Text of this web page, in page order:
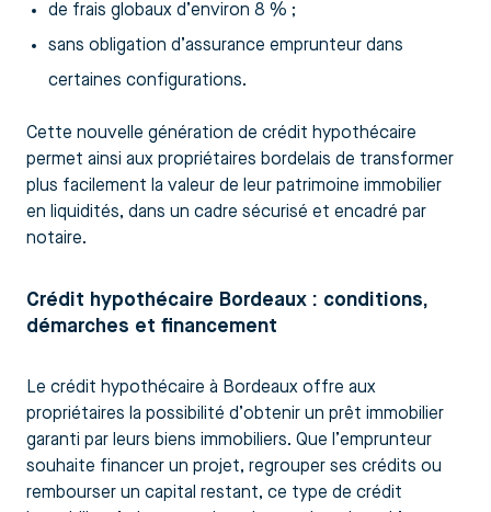
de frais globaux d’environ 8 % ;
sans obligation d’assurance emprunteur dans
certaines configurations.
Cette nouvelle génération de crédit hypothécaire
permet ainsi aux propriétaires bordelais de transformer
plus facilement la valeur de leur patrimoine immobilier
en liquidités, dans un cadre sécurisé et encadré par
notaire.
Crédit hypothécaire Bordeaux : conditions,
démarches et financement
Le crédit hypothécaire à Bordeaux offre aux
propriétaires la possibilité d’obtenir un prêt immobilier
garanti par leurs biens immobiliers. Que l’emprunteur
souhaite financer un projet, regrouper ses crédits ou
rembourser un capital restant, ce type de crédit